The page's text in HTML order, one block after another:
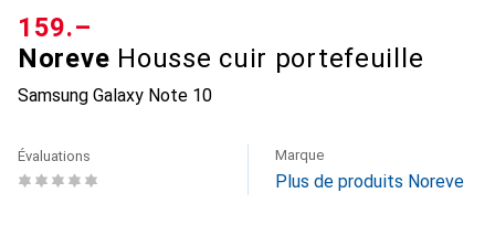
Noreve Housse cuir portefeuille
Samsung Galaxy Note 10
CHF
159.–
Évaluations Marque
Plus de produits Noreve